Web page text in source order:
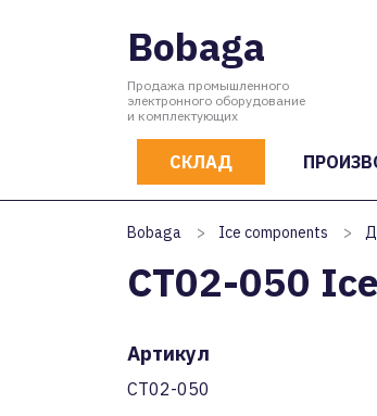
Bobaga
Продажа промышленного
электронного оборудование
и комплектующих
СКЛАД
Bobaga > Ice components >
CT02-050
Артикул
CT02-050